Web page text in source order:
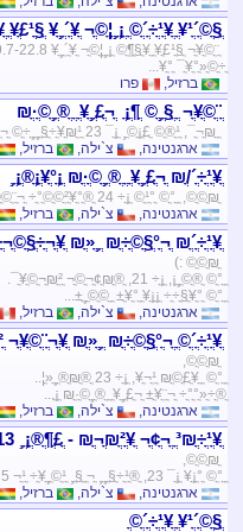
ֳ§ֳ©ֳ´ֳ¥ֳ¹ ֳ¹ֳ¥ֳ÷ֳ´ֳ©ֳ­ ֳ¡ֳ¸ֳ¦ֳ©ֳ¬ ֳ¥ֳ´ֳ¸ֳ¥ ֳ§ֳ¥ֳ£ֳ¹ ֳ¥ֳ§ֳ¶ֳ© 9.7-22.8 {ֳ¸ֳ ֳ¹ ֳ´ֳ÷ֳ¥ֳ§}
ֳ¨ֳ©ֳ¥ֳ¬ ֳ§ֳ¥ֳ£ֳ¹ ֳ¥ֳ§ֳ¶ֳ© ֳ¡ֳ¸ֳ¦ֳ©ֳ¬ ֳ¥ֳ´ֳ¸ֳ¥ 9.7-22.8 {ֳ¡ֳ¸ֳ ֳ¹ ֳ´ֳ÷ֳ¥ֳ§ ֳ¬ֳ¹ֳ©ֳ°ֳ¥ֳ©ֳ©ֳ­}
ֳ÷ֳ©ֳ«ֳ°ֳ¥ֳ¯ ֳ°ֳ¥...
ברזיל, פרו
ֳ¨ֳ©ֳ¥ֳ¬ ֳ ֳ§ֳ¸ֳ© ֳ¶ֳ¡ֳ ֳ¬ֳ£ֳ¸ֳ¥ֳ­ ֳ ֳ®ֳ¸ֳ©ֳ·ֳ₪
ֳ ֳ₪ֳ¬ֳ¯, ֳ¹ֳ®ֳ© ֳ£ֳ¡ֳ©ֳ¸ ֳ¡ֳ¯ 23 ֳ¥ֳ₪ֳ¹ֳ÷ֳ§ֳ¸ֳ¸ֳ÷ֳ© ֳ¬ֳ´ֳ°ֳ© ֳ¹ֳ¡ֳ¥ֳ² ֳ®ֳ₪ֳ¹ֳ©ֳ¸ֳ¥ֳ÷. ֳ ֳ°ֳ© ֳ®ֳ÷ֳ«ֳ°ֳ¯ ֳ¨ֳ©ֳ¥ֳ¬ ...
ארגנטינה, צ`ילה, ברזיל,
ֳ¹ֳ¥ֳ÷ֳ´/ֳ₪ ֳ¬ֳ£ֳ¸ֳ¥ֳ­ ֳ ֳ®ֳ¸ֳ©ֳ·ֳ₪ ֳ¡ֳ°ֳ¥ֳ¡ֳ®ֳ¡ֳ¸
ֳ₪ֳ©ֳ©, ֳ ֳ°ֳ© ֳ¹ֳ°ֳ© ֳ¡ֳ÷ 24 ֳ®ֳ²ֳ¥ֳ°ֳ©ֳ©ֳ°ֳ÷ ֳ¬ֳ¨ֳ©ֳ©ֳ¬ ֳ¨ֳ©ֳ¥ֳ¬ ֳ ֳ¸ֳ¥ֳ× ֳ¡ֳ£ֳ¸ֳ¥ֳ­ ֳ ֳ®ֳ¸ֳ©ֳ·ֳ₪, ֳ ֳ°ֳ© ֳ®ֳ§ֳ´...
ארגנטינה, צ`ילה, ברזיל,
ֳ¹ֳ¥ֳ÷ֳ´ֳ₪ ֳ¬ֳ°ֳ§ֳ©ֳ÷ֳ₪ ֳ¸ֳ«ֳ₪ ֳ¥ֳ¬ֳ÷ֳ§ֳ©ֳ¬ֳ÷ ֳ₪ֳ¨ֳ©ֳ¥ֳ¬
ֳ₪ֳ©ֳ© :)
ֳ ֳ°ֳ© ֳ®ֳ©ֳ¸ֳ¡, ֳ¡ֳ÷ 21, ֳ®ֳ₪ֳ¢ֳ¬ֳ©ֳ¬ ֳ₪ֳ²ֳ¬ֳ©ֳ¥ֳ¯.
ֳ ֳ°ֳ© ֳ°ֳ¥ֳ§ֳ÷ֳ÷ ֳ¡ֳ¡ֳ¥ֳ ֳ°ֳ¥ֳ± ֳ ֳ©ֳ©ֳ¸ֳ±...
ארגנטינה, צ`ילה, ברזיל,
ֳ¹ֳ¥ֳ÷ֳ´ֳ©ֳ­ ֳ¬ֳ°ֳ§ֳ©ֳ÷ֳ₪ ֳ¸ֳ«ֳ₪ ֳ¥ֳ¬ֳ¨ֳ©ֳ¥ֳ¬ ֳ²ֳ¶ֳ®ֳ¥ :)
ֳ₪ֳ©ֳ©,
ֳ ֳ°ֳ© ֳ ֳ¥ֳ£ֳ©ֳ₪ ֳ¹ֳ¬ֳ¥, ֳ¡ֳ÷ 23 ֳ®ֳ₪ֳ®ֳ¸ֳ«ֳ¦..
ֳ®ֳ÷ֳ«ֳ°ֳ°ֳ÷ ֳ¬ֳ¨ֳ¥ֳ± ֳ¬ֳ£ֳ¸ֳ¥ֳ­ ֳ ֳ®ֳ¸ֳ©ֳ·ֳ₪ ֳ¡ֳ...
ארגנטינה, צ`ילה, ברזיל,
ֳ¹ֳ¥ֳ÷ֳ³ֳ₪ ֳ¬ֳ¢ֳ¬ ֳ₪ֳ²ֳ¥ֳ¬ֳ₪ - ֳ£ֳ¶ֳ®ֳ¡ֳ¸ 13
ֳ₪ֳ©ֳ©,
ֳ ֳ°ֳ© ֳ°ֳ¡ֳ¥ ֳ¡ֳ¯ 23, ֳ®ֳ¹ֳ÷ֳ§ֳ¸ֳ¸ ֳ¬ֳ ֳ§ֳ¸ ֳ¹ֳ©ֳ¸ֳ¥ֳ÷ ֳ¹ֳ¬ 5 ֳ¹ֳ°ֳ©ֳ­ ֳ¥ֳ®ֳ÷ֳ«ֳ¥ֳ¥ֳ¯ ֳ¬ֳ¨ֳ¥ֳ± ֳ¡ֳ£ֳ¶...
ארגנטינה, צ`ילה, ברזיל,
ֳ§ֳ©ֳ´ֳ¥ֳ¹ ֳ¹ֳ¥ֳ÷ֳ´ֳ©ֳ­